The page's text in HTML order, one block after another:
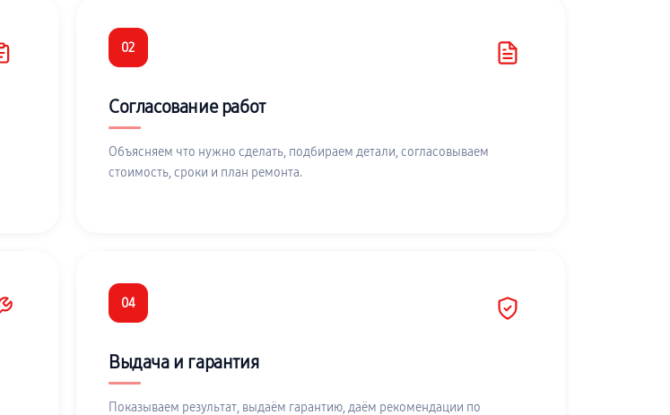
02
Согласование работ
Объясняем что нужно сделать, подбираем детали, согласовываем
стоимость, сроки и план ремонта.
04
Выдача и гарантия
Показываем результат, выдаём гарантию, даём рекомендации по